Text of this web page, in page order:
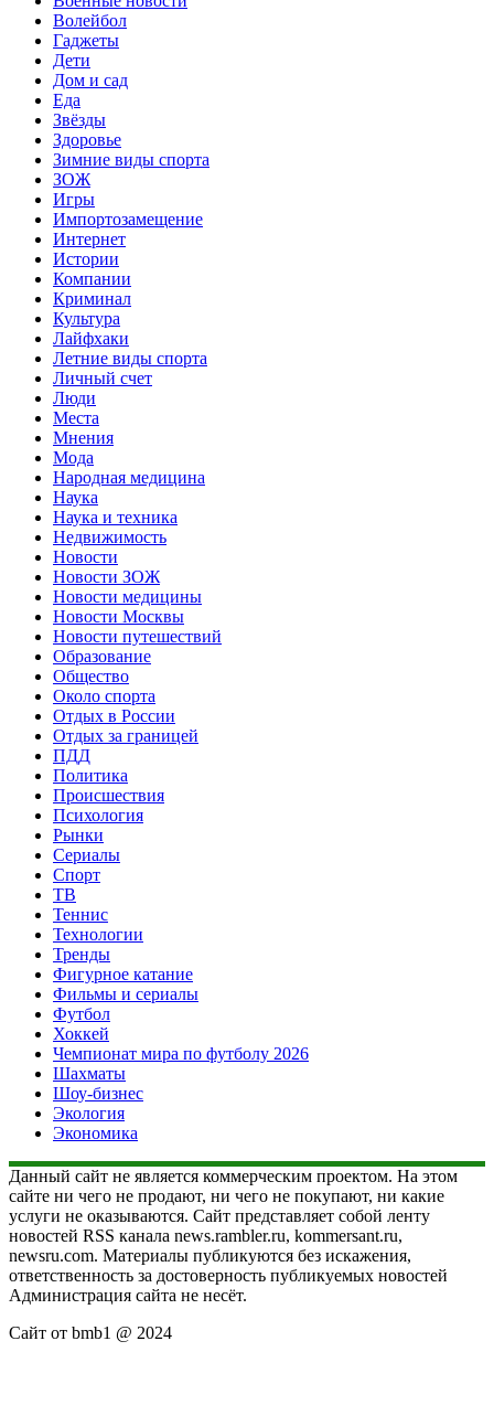
Волейбол
Гаджеты
Дети
Дом и сад
Еда
Звёзды
Здоровье
Зимние виды спорта
ЗОЖ
Игры
Импортозамещение
Интернет
Истории
Компании
Криминал
Культура
Лайфхаки
Летние виды спорта
Личный счет
Люди
Места
Мнения
Мода
Народная медицина
Наука
Наука и техника
Недвижимость
Новости
Новости ЗОЖ
Новости медицины
Новости Москвы
Новости путешествий
Образование
Общество
Около спорта
Отдых в России
Отдых за границей
ПДД
Политика
Происшествия
Психология
Рынки
Сериалы
Спорт
ТВ
Теннис
Технологии
Тренды
Фигурное катание
Фильмы и сериалы
Футбол
Хоккей
Чемпионат мира по футболу 2026
Шахматы
Шоу-бизнес
Экология
Экономика
Данный сайт не является коммерческим проектом. На этом
сайте ни чего не продают, ни чего не покупают, ни какие
услуги не оказываются. Сайт представляет собой ленту
новостей RSS канала news.rambler.ru, kommersant.ru,
newsru.com. Материалы публикуются без искажения,
ответственность за достоверность публикуемых новостей
Администрация сайта не несёт.
Сайт от bmb1 @ 2024